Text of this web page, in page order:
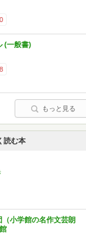
(一般書)
もっと見る
読む本
（小学館の名作文芸朗